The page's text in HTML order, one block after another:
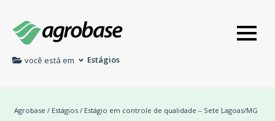
você está em Estágios
Agrobase / Estágios / Estágio em controle de qualidade – Sete Lagoas/MG